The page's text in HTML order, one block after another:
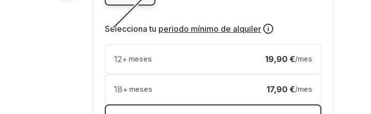
Selecciona tu periodo mínimo de alquiler
12+ meses 19,90 €/mes
18+ meses 17,90 €/mes